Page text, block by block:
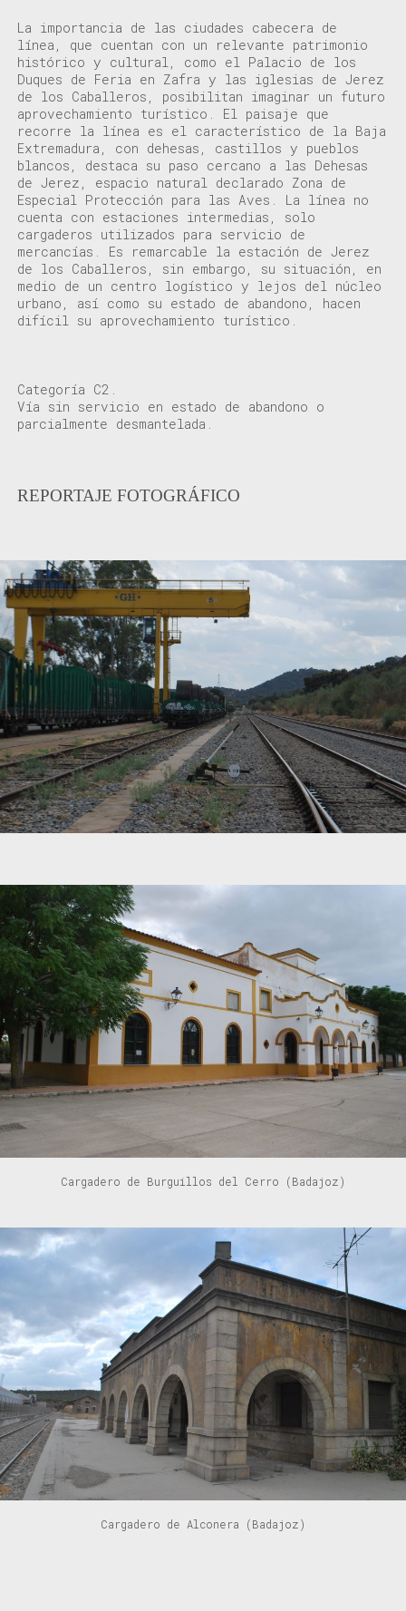
La importancia de las ciudades cabecera de
línea, que cuentan con un rel evante patrimonio
histórico y cultural
como el Palacio de los
Duques de Feria en Zafra y las iglesias de Jerez
de los Caballeros
posibilitan imaginar un futuro
aprovechamiento turístico
El paisaje que
recorre la línea es el característico de la Baja
Extremadura, con dehesas, castillos y pueblos
blancos , destaca su paso cercano a las Dehesas
de Jerez, espacio natural declarado Zona de
Especial Protección para las Aves
La línea no
cuenta con estaciones intermedias, solo
cargaderos utilizados para servicio de
mercancías. Es remarcable la estación deJerez
de los Caballeros, sin embargo,
su situación, en
medio de un centro logístico y lejos del núcleo
urbano, así como su estado de abandono , hacen
difícil su aprovechamiento turístico.
Categoría C2.
Vía sin servicio en estado de abandono o
parcialmente desmantelada.
REPORTAJE FOTOGRÁFICO
Cargadero de Burguillos del Cerro (Badajoz)
Cargadero de Alconera (Badajoz)